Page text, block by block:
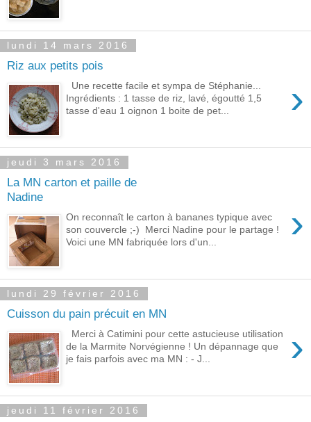
lundi 14 mars 2016
Riz aux petits pois
›
Une recette facile et sympa de Stéphanie...
Ingrédients : 1 tasse de riz, lavé, égoutté 1,5
tasse d'eau 1 oignon 1 boite de pet...
jeudi 3 mars 2016
La MN carton et paille de
Nadine
›
On reconnaît le carton à bananes typique avec
son couvercle ;-) Merci Nadine pour le partage !
Voici une MN fabriquée lors d'un...
lundi 29 février 2016
Cuisson du pain précuit en MN
›
Merci à Catimini pour cette astucieuse utilisation
de la Marmite Norvégienne ! Un dépannage que
je fais parfois avec ma MN : - J...
jeudi 11 février 2016